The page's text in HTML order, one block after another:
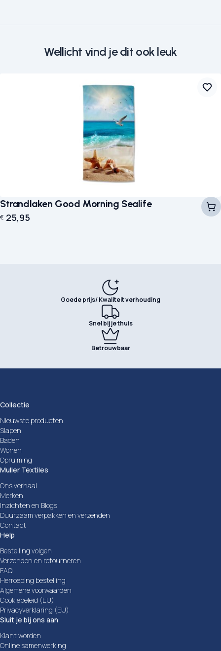
Wellicht vind je dit ook leuk
Strandlaken Good Morning Sealife
€ 25,95
Goede prijs/ Kwaliteit verhouding
Snel bij je thuis
Betrouwbaar
Collectie
Nieuwste producten
Slapen
Baden
Wonen
Opruiming
Muller Textiles
Ons verhaal
Merken
Inzichten en Blogs
Duurzaam verpakken en verzenden
Contact
Help
Bestelling volgen
Verzenden en retourneren
FAQ
Herroeping bestelling
Algemene voorwaarden
Cookiebeleid (EU)
Privacyverklaring (EU)
Sluit je bij ons aan
Klant worden
Online samenwerking